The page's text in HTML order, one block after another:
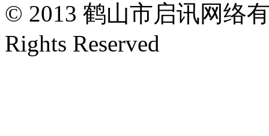
© 2013 鹤山市启讯网络
Rights Reserved